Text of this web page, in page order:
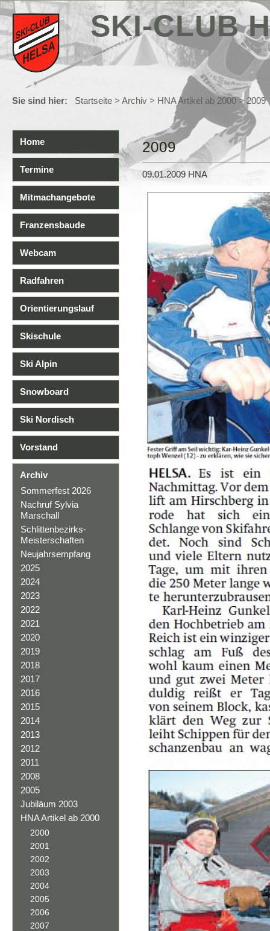
SKI-CLUB
Sie sind hier: Startseite > Archiv > HNA Artikel ab 2000> 2009
Home
Termine
Mitmachangebote
Franzensbaude
Webcam
Radfahren
Orientierungslauf
Skischule
Ski Alpin
Snowboard
Ski Nordisch
Vorstand
Archiv
Sommerfest 2026
Nachruf Sylvia
Marschall
Schlittenbezirks-
Meisterschaften
Neujahrsempfang
2025
2024
2023
2022
2021
2020
2019
2018
2017
2016
2015
2014
2013
2012
2011
2008
2005
Jubiläum 2003
HNA Artikel ab 2000
2000
2001
2002
2003
2004
2005
2006
2007
2009
09.01.2009 HNA